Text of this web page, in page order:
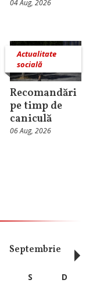
04 Aug, 2026
Actualitate
socială
Recomandări
pe timp de
caniculă
06 Aug, 2026
Septembrie
S
D